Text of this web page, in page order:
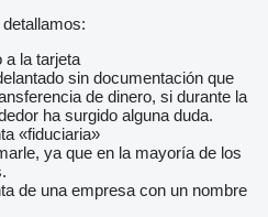
a la tarjeta
sin documentación que
de dinero, si durante la
ha surgido alguna duda.
«fiduciaria»
ya que en la mayoría de los
de una empresa con un nombre